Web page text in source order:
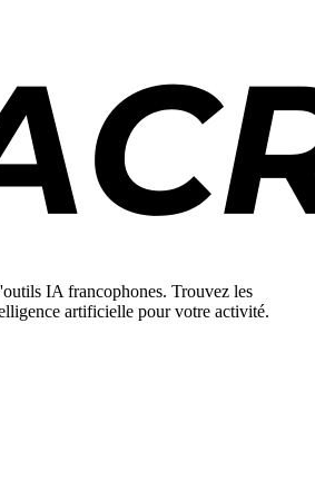
IA francophones. Trouvez les
artificielle pour votre activité.